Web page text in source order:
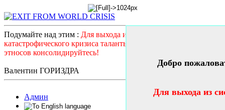
Подумайте над этим : Для выхода из системного
катастрофического кризиса таланты и гении всех стран и
этносов консолидируйтесь!
Валентин ГОРИЗДРА
Админ
Добро
Для выхода из